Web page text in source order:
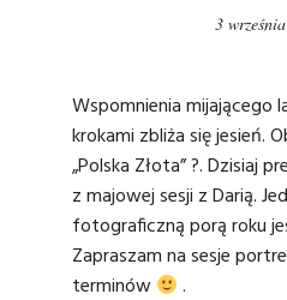
3
Wspomnienia mijającego
krokami zbliża się jesień.
„Polska Złota” ?. Dzisiaj
z majowej sesji z Darią.
fotograficzną porą roku
Zapraszam na sesje
terminów
.